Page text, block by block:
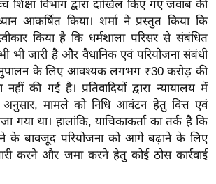
शिक्षा विभाग द्वारा दाखिल किए गए जवाब की
आकर्षित किया। शर्मा ने प्रस्तुत किया कि
किया है कि धर्मशाला परिसर से संबंधित
भी जारी है और वैधानिक एवं परियोजना संबंधी
के लिए आवश्यक लगभग ₹30 करोड़ की
की गई है। प्रतिवादियों द्वारा न्यायालय में
मामले को निधि आवंटन हेतु वित्त एवं
गया था। हालांकि, याचिकाकर्ता का तर्क है कि
के बावजूद परियोजना को आगे बढ़ाने के लिए
करने और जमा करने हेतु कोई ठोस कार्रवाई